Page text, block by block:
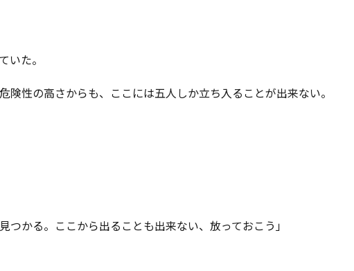
いた。
性の高さからも、ここには五人しか立ち入ることが出来ない。
つかる。ここから出ることも出来ない、放っておこう」